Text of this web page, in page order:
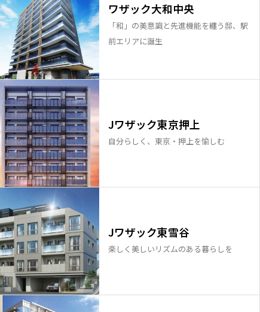
ワザック大和中央
「和」の美意識と先進機能を纏う邸、駅
前エリアに誕生
Jワザック東京押上
自分らしく、東京・押上を愉しむ
Jワザック東雪谷
楽しく美しいリズムのある暮らしを